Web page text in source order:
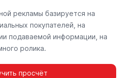
рекламы базируется на
покупателей, на
подаваемой информации, на
ролика.
просчёт